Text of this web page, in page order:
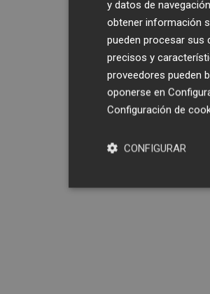
y datos de
obtener información
pueden procesar sus
precisos y
proveedores pueden
oponerse en
Configuración de
CONFIGURAR